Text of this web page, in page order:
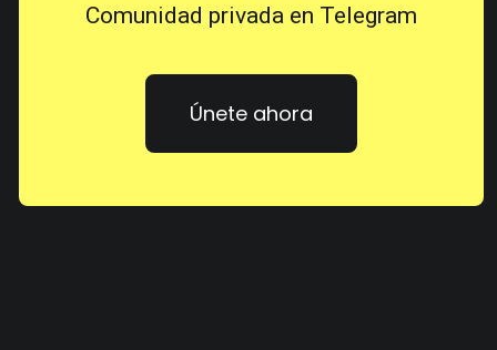
Comunidad privada en Telegram
Únete ahora